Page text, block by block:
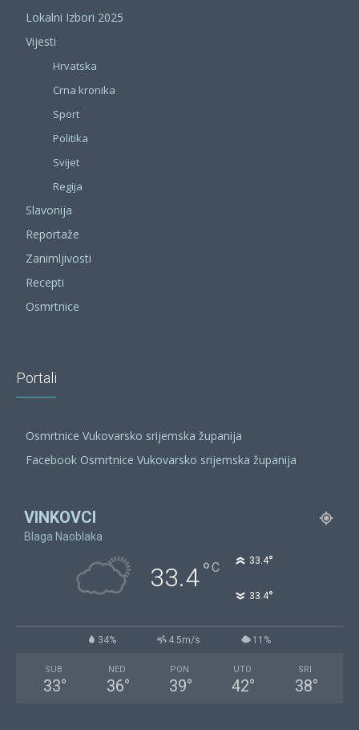
Lokalni Izbori 2025
Vijesti
Hrvatska
Crna kronika
Sport
Politika
Svijet
Regija
Slavonija
Reportaže
Zanimljivosti
Recepti
Osmrtnice
Portali
Osmrtnice Vukovarsko srijemska županija
Facebook Osmrtnice Vukovarsko srijemska županija
VINKOVCI
Blaga Naoblaka
33.4°C 33.4°
33.4°
34% 4.5m/s 11%
SUB
33°
NED
36°
PON
39°
UTO
42°
SRI
38°